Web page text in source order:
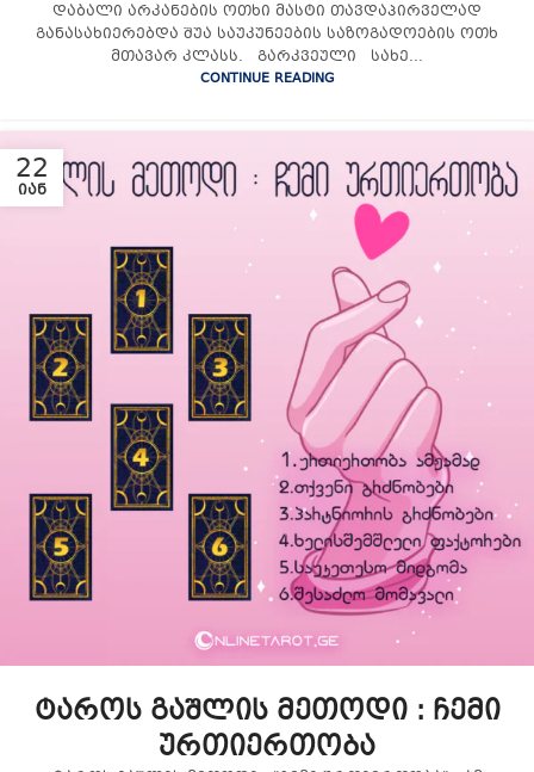
დაბალი არკანების ოთხი მასტი თავდაპირველად
განასახიერებდა შუა საუკუნეების საზოგადოების ოთხ
მთავარ კლასს. გარკვეული სახე...
CONTINUE READING
22
ᲘᲐᲜ
ტაროს გაშლის მეთოდი : ჩემი
ურთიერთობა